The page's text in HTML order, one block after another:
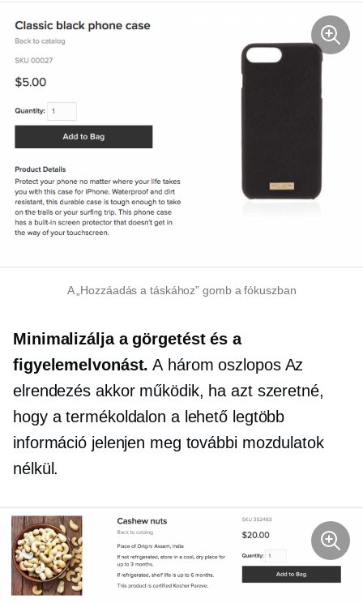
A „Hozzáadás a táskához” gomb a fókuszban
Minimalizálja a görgetést és a
figyelemelvonást. A három oszloposAz
elrendezés akkor működik, ha azt szeretné,
hogy a termékoldalon a lehető legtöbb
információ jelenjen meg további mozdulatok
nélkül.